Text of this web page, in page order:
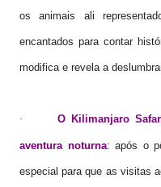
os animais ali
encantados para contar
modifica e revela a
· O Kilimanjaro
aventura noturna: após o
especial para que as visitas